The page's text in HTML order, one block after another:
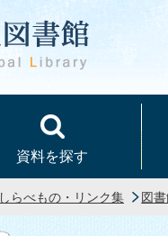
資料を探す
しらべもの・リンク集 図